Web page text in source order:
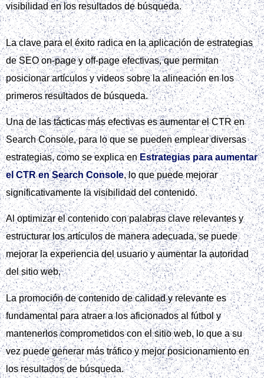
visibilidad en los resultados de búsqueda.
La clave para el éxito radica en la aplicación de estrategias
de SEO on-page y off-page efectivas, que permitan
posicionar artículos y videos sobre la alineación en los
primeros resultados de búsqueda.
Una de las tácticas más efectivas es aumentar el CTR en
Search Console, para lo que se pueden emplear diversas
estrategias, como se explica enEstrategias para aumentar
el CTR en Search Console, lo que puede mejorar
significativamente la visibilidad del contenido.
Al optimizar el contenido con palabras clave relevantes y
estructurar los artículos de manera adecuada, se puede
mejorar la experiencia del usuario y aumentar la autoridad
del sitio web.
La promoción de contenido de calidad y relevante es
fundamental para atraer a los aficionados al fútbol y
mantenerlos comprometidos con el sitio web, lo que a su
vez puede generar más tráfico y mejor posicionamiento en
los resultados de búsqueda.